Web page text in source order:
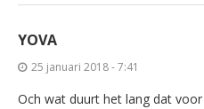
YOVA
25 januari 2018 - 7:41
Och wat duurt het lang dat